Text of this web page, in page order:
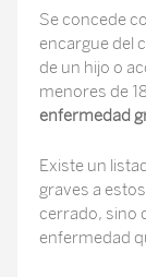
Se concede
encargue del
de un hijo o
menores de
enfermedad
Existe un
graves a
cerrado, sino
enfermedad